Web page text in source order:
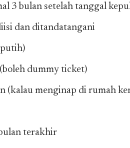
3 bulan setelah tanggal
dan ditandatangani
dummy ticket)
(kalau menginap di rumah
terakhir